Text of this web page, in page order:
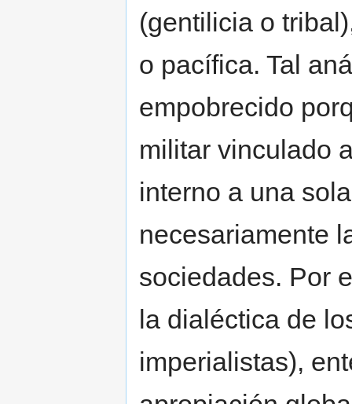
(gentilicia o
o pacífica. Tal
empobrecido
militar vinculado
interno a una
necesariamente
sociedades. Por
la dialéctica de
imperialistas),